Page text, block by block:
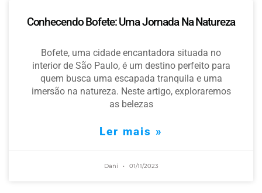
Conhecendo Bofete: Uma Jornada Na Natureza
Bofete, uma cidade encantadora situada no
interior de São Paulo, é um destino perfeito para
quem busca uma escapada tranquila e uma
imersão na natureza. Neste artigo, exploraremos
as belezas
Ler mais »
Dani 01/11/2023